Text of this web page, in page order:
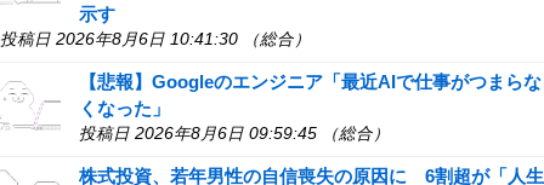
示す
投稿日 2026年8月6日 10:41:30 （総合）
【悲報】Googleのエンジニア「最近AIで仕事がつまらな
くなった」
投稿日 2026年8月6日 09:59:45 （総合）
株式投資、若年男性の自信喪失の原因に 6割超が「人生